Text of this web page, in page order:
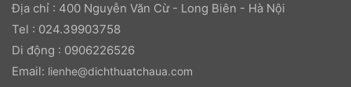
Địa chỉ : 400 Nguyễn Văn Cừ - Long Biên - Hà Nội
Tel : 024.39903758
Di động : 0906226526
Email: lienhe@dichthuatchaua.com